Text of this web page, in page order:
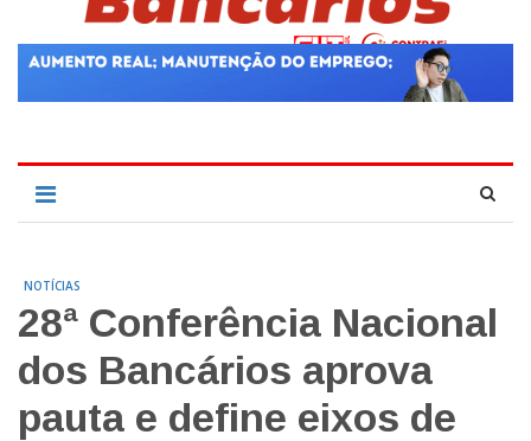
NOTÍCIAS
28ª Conferência Nacional
dos Bancários aprova
pauta e define eixos de